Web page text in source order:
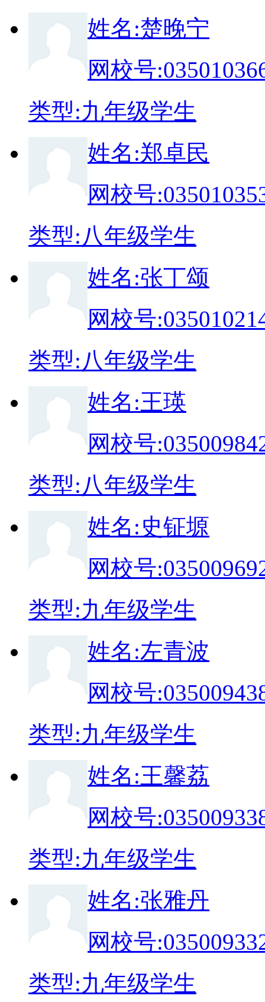
姓名:楚晚宁
网校号:
类型:九年级学生
姓名:郑卓民
网校号:
类型:八年级学生
姓名:张丁颂
网校号:
类型:八年级学生
姓名:王瑛
网校号:
类型:八年级学生
姓名:史钲塬
网校号:
类型:九年级学生
姓名:左青波
网校号:
类型:九年级学生
姓名:王馨荔
网校号:
类型:九年级学生
姓名:张雅丹
网校号:
类型:九年级学生